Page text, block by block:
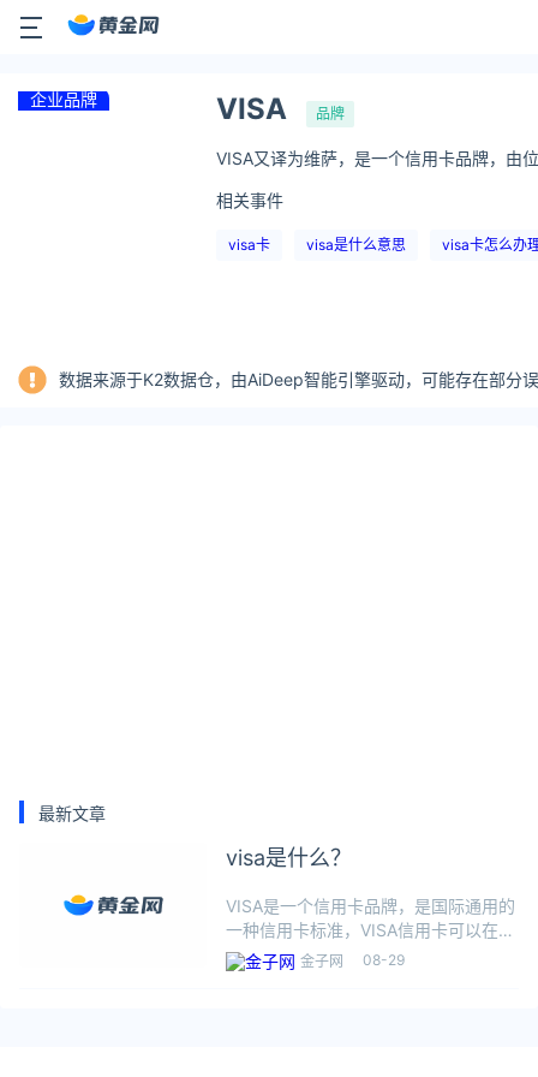
企业品牌 VISA 品牌
VISA又译为维萨，是一个信用卡品牌，由
相关事件
visa卡 visa是什么意思 visa卡怎么办
数据来源于K2数据仓，由AiDeep智能引擎驱动，可能存在部分
最新文章
visa是什么？
VISA是一个信用卡品牌，是国际通用的
一种信用卡标准，VISA信用卡可以在带
有VISA标识的POS机上刷卡消费。
VISA信用卡是全球通用的，国外的大部
金子网 08-29